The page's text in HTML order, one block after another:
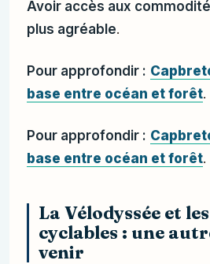
Avoir accès aux
plus agréable.
Pour approfondir :
base entre océan et forêt.
Pour approfondir :
base entre océan et forêt.
La Vélodyssée et
cyclables : une
venir